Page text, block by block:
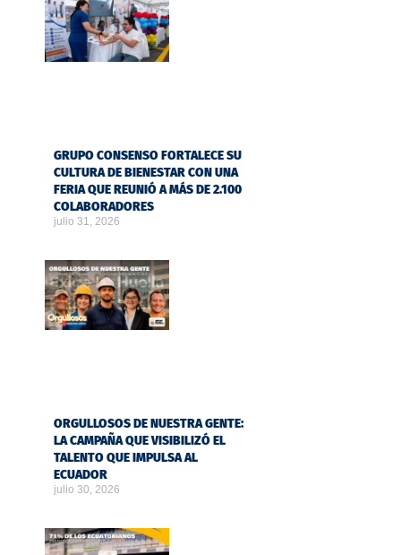
GRUPO CONSENSO FORTALECE SU
CULTURA DE BIENESTAR CON UNA
FERIA QUE REUNIÓ A MÁS DE 2.100
COLABORADORES
julio 31, 2026
ORGULLOSOS DE NUESTRA GENTE:
LA CAMPAÑA QUE VISIBILIZÓ EL
TALENTO QUE IMPULSA AL
ECUADOR
julio 30, 2026